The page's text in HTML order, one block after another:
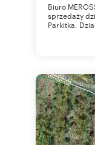
Biuro
sprzedaży
Parkitka.